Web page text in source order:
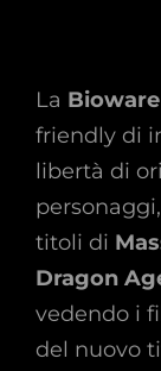
La Bioware
friendly di
libertà di
titoli di
Dragon
vedendo i
del nuovo